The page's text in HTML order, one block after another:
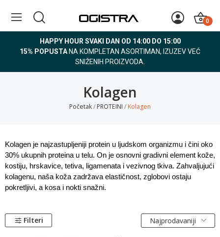
0
HAPPY HOUR SVAKI DAN OD 14:00 DO 15:00
15% POPUSTA NA KOMPLETAN ASORTIMAN, IZUZEV VEĆ
SNIŽENIH PROIZVODA.
Kolagen
Početak PROTEINI Kolagen
Kolagen je najzastupljeniji protein u ljudskom organizmu i čini oko
30% ukupnih proteina u telu. On je osnovni gradivni element kože,
kostiju, hrskavice, tetiva, ligamenata i vezivnog tkiva. Zahvaljujući
kolagenu, naša koža zadržava elastičnost, zglobovi ostaju
pokretljivi, a kosa i nokti snažni.
Filteri Najprodavaniji